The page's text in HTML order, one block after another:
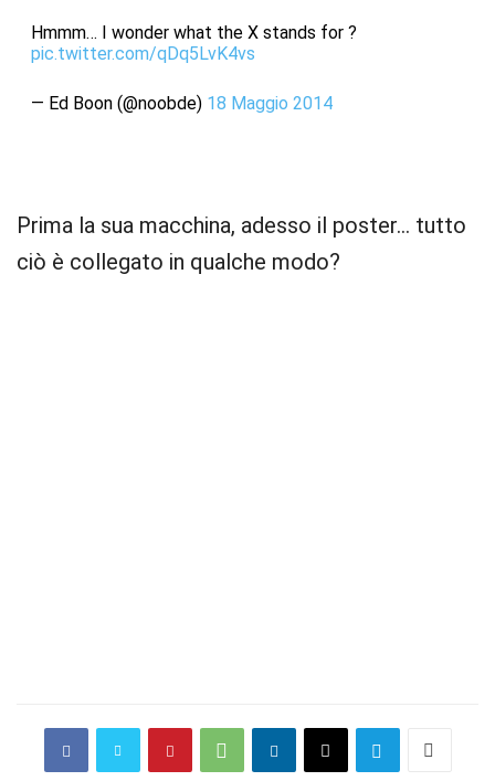
Hmmm… I wonder what the X stands for ?
pic.twitter.com/qDq5LvK4vs
— Ed Boon (@noobde) 18 Maggio 2014
Prima la sua macchina, adesso il poster… tutto
ciò è collegato in qualche modo?